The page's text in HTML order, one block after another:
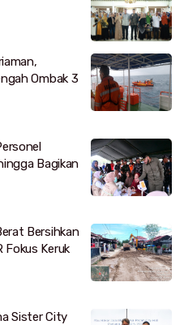
Ombak 3
Bagikan
Bersihkan
Fokus Keruk
Sister City